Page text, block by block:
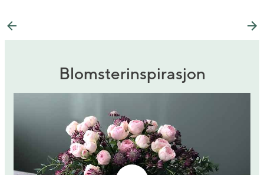
Previous
Blomsterinspirasjon